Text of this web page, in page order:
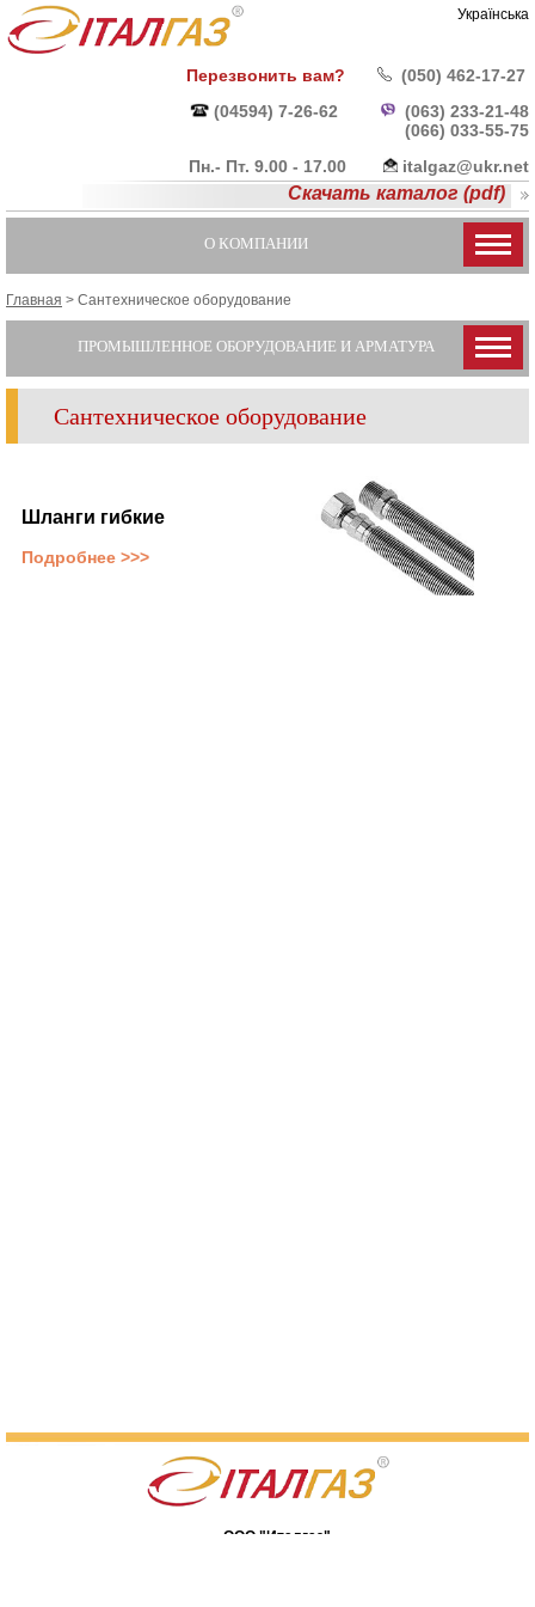
Українська
Перезвонить вам?
(050) 462-17-27
(04594) 7-26-62
(063) 233-21-48
(066) 033-55-75
Пн.- Пт. 9.00 - 17.00
italgaz@ukr.net
Скачать каталог (pdf)
О КОМПАНИИ
Главная > Cантехническое оборудование
ПРОМЫШЛЕННОЕ ОБОРУДОВАНИЕ И АРМАТУРА
Cантехническое оборудование
Шланги гибкие
Подробнее >>>
ООО "Италгаз"